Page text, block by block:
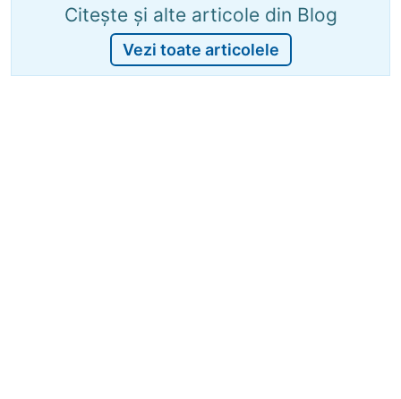
Citește și alte articole din Blog
Vezi toate articolele